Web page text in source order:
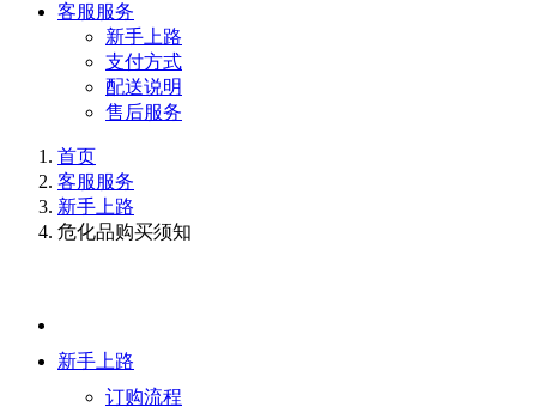
客服服务
新手上路
支付方式
配送说明
售后服务
首页
客服服务
新手上路
危化品购买须知
新手上路
订购流程